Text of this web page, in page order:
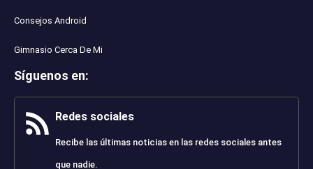
Consejos Android
Gimnasio Cerca De Mi
Síguenos en:
Redes sociales
Recibe las últimas noticias en las redes sociales antes
que nadie.